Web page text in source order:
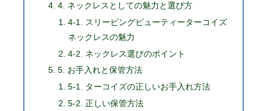
4. ネックレスとしての魅力と選び方
4-1. スリーピングビューティーターコイズ
ネックレスの魅力
4-2. ネックレス選びのポイント
5. お手入れと保管方法
5-1. ターコイズの正しいお手入れ方法
5-2. 正しい保管方法